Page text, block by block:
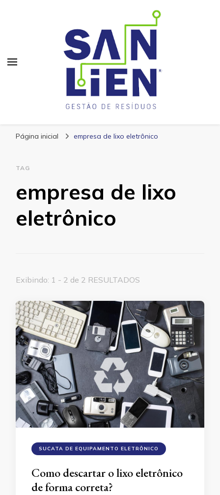
Página inicial empresa de lixo eletrônico
TAG
empresa de lixo
eletrônico
Exibindo: 1 - 2 de 2 RESULTADOS
SUCATA DE EQUIPAMENTO ELETRÔNICO
Como descartar o lixo eletrônico
de forma correta?